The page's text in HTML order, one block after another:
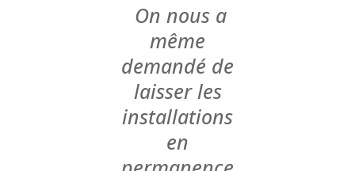
On nous a
même
demandé de
laisser les
installations
en